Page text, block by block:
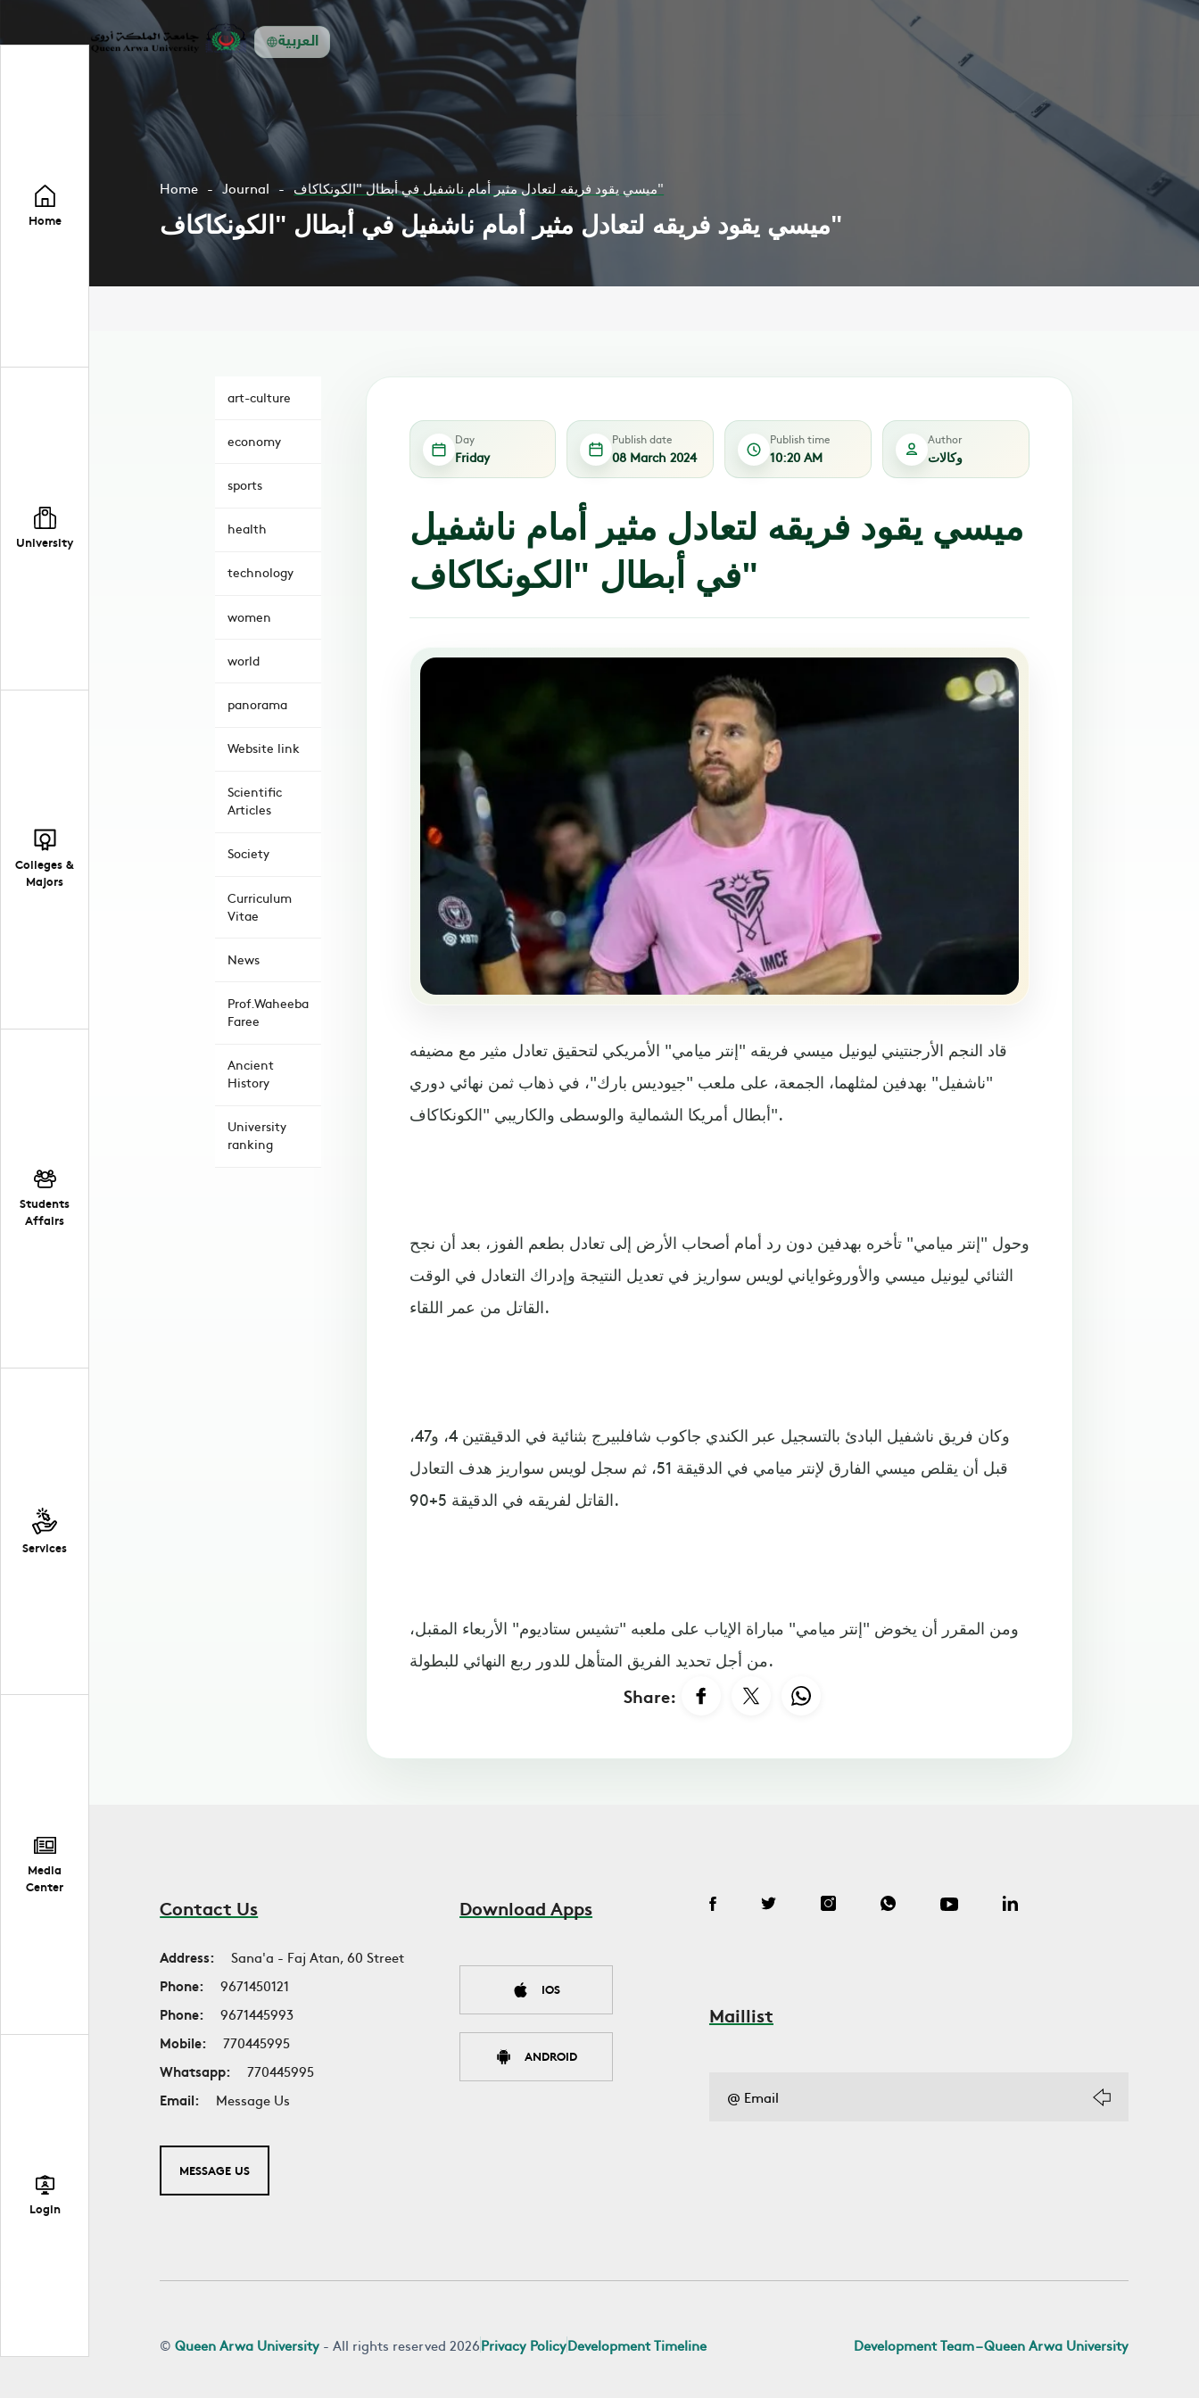
العربية
Home
University
Colleges &
Majors
Students
Affairs
Services
Media
Center
Login
Home Journal ميسي يقود فريقه لتعادل مثير أمام ناشفيل في أبطال "الكونكاكاف"
ميسي يقود فريقه لتعادل مثير أمام ناشفيل في أبطال "الكونكاكاف"
art-culture
economy
sports
health
technology
women
world
panorama
Website link
Scientific
Articles
Society
Curriculum
Vitae
News
Prof.Waheeba
Faree
Ancient
History
University
ranking
Day
Friday
Publish date
08 March 2024
Publish time
10:20 AM
Author
وكالات
ميسي يقود فريقه لتعادل مثير أمام ناشفيل
في أبطال "الكونكاكاف"
قاد النجم الأرجنتيني ليونيل ميسي فريقه "إنتر ميامي" الأمريكي لتحقيق تعادل مثير مع مضيفه
"ناشفيل" بهدفين لمثلهما، الجمعة، على ملعب "جيوديس بارك"، في ذهاب ثمن نهائي دوري
أبطال أمريكا الشمالية والوسطى والكاريبي "الكونكاكاف".
وحول "إنتر ميامي" تأخره بهدفين دون رد أمام أصحاب الأرض إلى تعادل بطعم الفوز، بعد أن نجح
الثنائي ليونيل ميسي والأوروغواياني لويس سواريز في تعديل النتيجة وإدراك التعادل في الوقت
القاتل من عمر اللقاء.
وكان فريق ناشفيل البادئ بالتسجيل عبر الكندي جاكوب شافلبيرج بثنائية في الدقيقتين 4، و47،
قبل أن يقلص ميسي الفارق لإنتر ميامي في الدقيقة 51، ثم سجل لويس سواريز هدف التعادل
القاتل لفريقه في الدقيقة 5+90.
ومن المقرر أن يخوض "إنتر ميامي" مباراة الإياب على ملعبه "تشيس ستاديوم" الأربعاء المقبل،
من أجل تحديد الفريق المتأهل للدور ربع النهائي للبطولة.
Share:
Contact Us
Address:
Sana'a - Faj Atan, 60 Street
Phone:
9671450121
Phone:
9671445993
Mobile:
770445995
Whatsapp:
770445995
Email:
Message Us
MESSAGE US
Download Apps
IOS
ANDROID
Maillist
©Queen Arwa University - All rights reserved 2026Privacy PolicyDevelopment Timeline Development Team – Queen Arwa University